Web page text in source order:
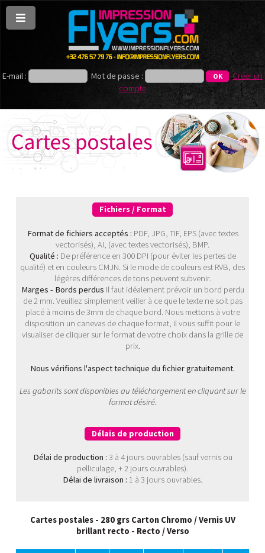
E-mail : Mot de passe :
Créer un
compte
Fichiers / Format
Format de fichiers acceptés : PDF, JPG, TIF, EPS (avec textes
vectorisés), AI, (avec textes vectorisés), BMP.
Qualité : De préférence en 300 DPI (pour éviter les pertes de
qualité) et en couleurs CMJN. Si le mode de couleurs est RVB, des
légères différences de tons peuvent subvenir.
Marges - Bords perdus Il faut idéalement prévoir un bord perdu
de 2 mm. Veuillez simplement veiller à ce que le texte ne soit pas
placé à moins de 3mm de chaque bord. Nous mettons à votre
disposition un canevas de chaque format, il vous suffit pour le
visualiser de cliquer sur le format de votre choix dans la grille de
prix.
Nous vérifions l'aspect technique du fichier gratuitement.
Les gabarits sont disponibles au téléchargement en cliquant sur le
format désiré.
Délais de production
Délai de production : 3 à 4 jours ouvrables (sauf vernis ou
pelliculage, + 2 jours ouvrables).
Délai de livraison : 1 à 3 jours ouvrables.
Cartes postales - 280 grs Carton Chromo / Vernis UV
brillant recto - Recto / Verso